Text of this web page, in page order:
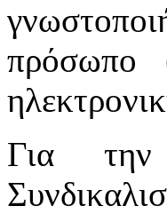
πρόσωπο
Για